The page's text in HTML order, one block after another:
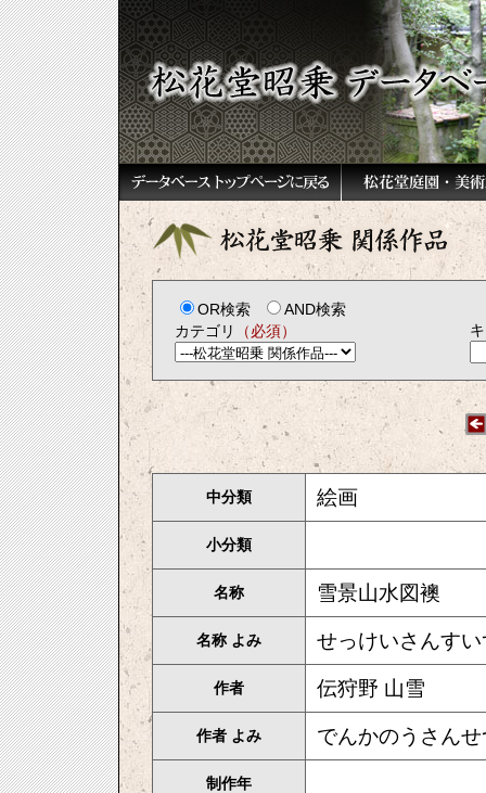
OR検索
AND検索
カテゴリ
（必須）
中分類 絵画
小分類
名称 雪景山水図襖
名称 よみ せっけいさんす
作者 伝狩野 山雪
作者 よみ でんかのうさん
制作年